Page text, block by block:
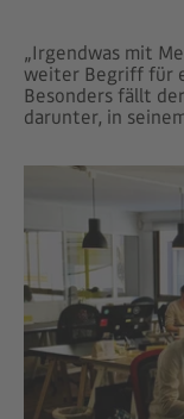
„Irgendwas mit
weiter Begriff für
Besonders fällt
darunter, in